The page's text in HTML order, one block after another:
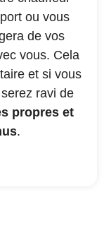
ou vous
de vos
vous. Cela
et si vous
ravi de
propres et
.